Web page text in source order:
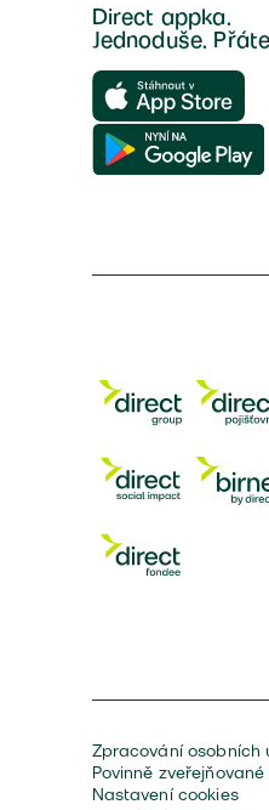
Direct appka.
Jednoduše.
Zpracování osobních
Povinně
Nastavení cookies